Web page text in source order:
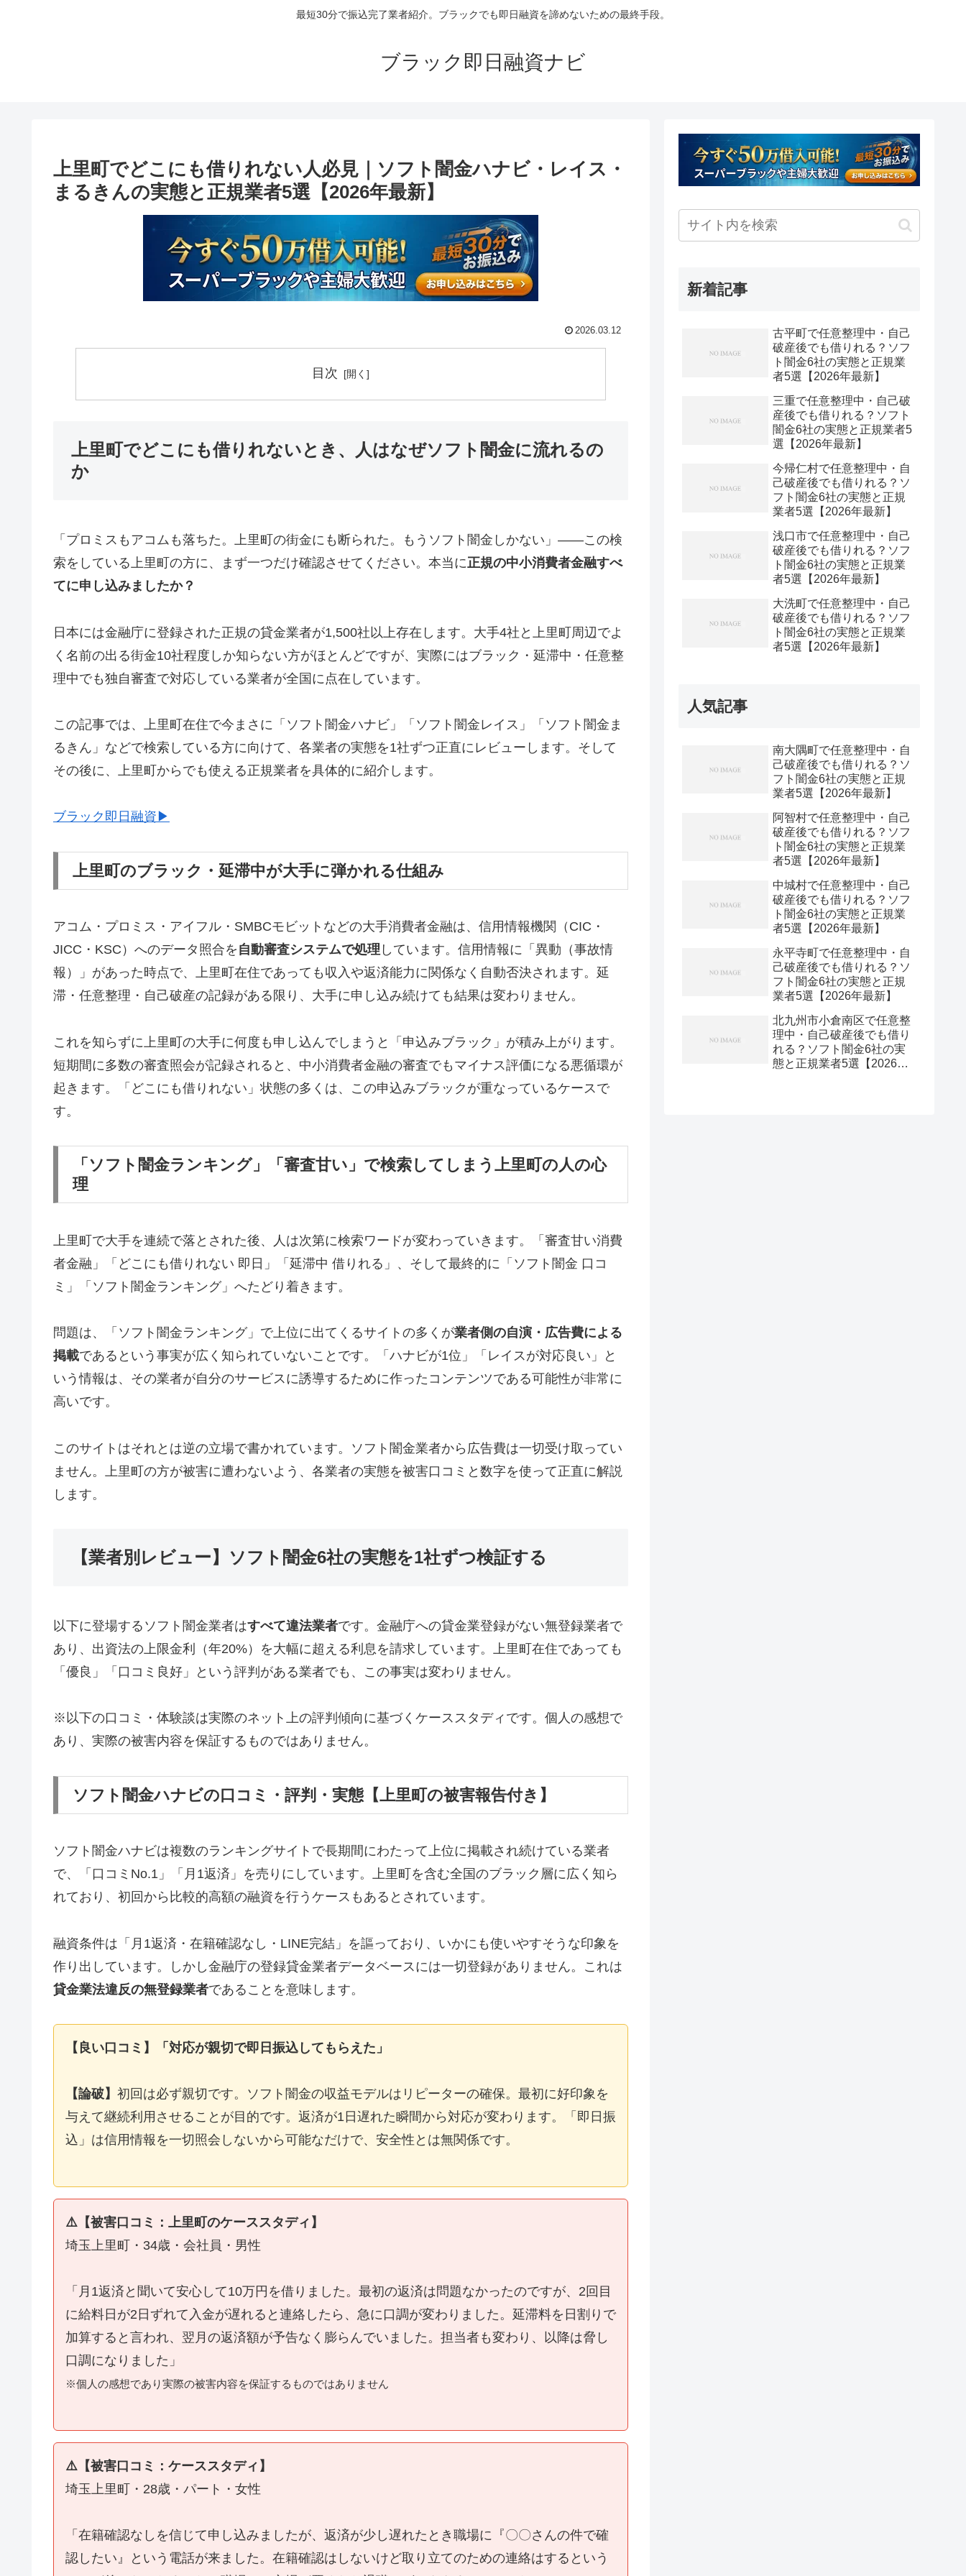
最短30分で振込完了業者紹介。ブラックでも即日融資を諦めないための最終手段。
ブラック即日融資ナビ
上里町でどこにも借りれない人必見｜ソフト闇金ハナビ・レイス・
まるきんの実態と正規業者5選【2026年最新】
2026.03.12
目次
上里町でどこにも借りれないとき、人はなぜソフト闇金に流れるの
か
「プロミスもアコムも落ちた。上里町の街金にも断られた。もうソフト闇金しかない」——この検
索をしている上里町の方に、まず一つだけ確認させてください。本当に正規の中小消費者金融すべ
てに申し込みましたか？
日本には金融庁に登録された正規の貸金業者が1,500社以上存在します。大手4社と上里町周辺でよ
く名前の出る街金10社程度しか知らない方がほとんどですが、実際にはブラック・延滞中・任意整
理中でも独自審査で対応している業者が全国に点在しています。
この記事では、上里町在住で今まさに「ソフト闇金ハナビ」「ソフト闇金レイス」「ソフト闇金ま
るきん」などで検索している方に向けて、各業者の実態を1社ずつ正直にレビューします。そして
その後に、上里町からでも使える正規業者を具体的に紹介します。
ブラック即日融資▶
上里町のブラック・延滞中が大手に弾かれる仕組み
アコム・プロミス・アイフル・SMBCモビットなどの大手消費者金融は、信用情報機関（CIC・
JICC・KSC）へのデータ照合を 自動審査システムで処理 しています。信用情報に「異動（事故情
報）」があった時点で、上里町在住であっても収入や返済能力に関係なく自動否決されます。延
滞・任意整理・自己破産の記録がある限り、大手に申し込み続けても結果は変わりません。
これを知らずに上里町の大手に何度も申し込んでしまうと「申込みブラック」が積み上がります。
短期間に多数の審査照会が記録されると、中小消費者金融の審査でもマイナス評価になる悪循環が
起きます。「どこにも借りれない」状態の多くは、この申込みブラックが重なっているケースで
す。
「ソフト闇金ランキング」「審査甘い」で検索してしまう上里町の人の心
理
上里町で大手を連続で落とされた後、人は次第に検索ワードが変わっていきます。「審査甘い消費
者金融」「どこにも借りれない 即日」「延滞中 借りれる」、そして最終的に「ソフト闇金 口コ
ミ」「ソフト闇金ランキング」へたどり着きます。
問題は、「ソフト闇金ランキング」で上位に出てくるサイトの多くが業者側の自演・広告費による
掲載であるという事実が広く知られていないことです。「ハナビが1位」「レイスが対応良い」と
いう情報は、その業者が自分のサービスに誘導するために作ったコンテンツである可能性が非常に
高いです。
このサイトはそれとは逆の立場で書かれています。ソフト闇金業者から広告費は一切受け取ってい
ません。上里町の方が被害に遭わないよう、各業者の実態を被害口コミと数字を使って正直に解説
します。
【業者別レビュー】ソフト闇金6社の実態を1社ずつ検証する
以下に登場するソフト闇金業者はすべて違法業者です。金融庁への貸金業登録がない無登録業者で
あり、出資法の上限金利（年20%）を大幅に超える利息を請求しています。上里町在住であっても
「優良」「口コミ良好」という評判がある業者でも、この事実は変わりません。
※以下の口コミ・体験談は実際のネット上の評判傾向に基づくケーススタディです。個人の感想で
あり、実際の被害内容を保証するものではありません。
ソフト闇金ハナビの口コミ・評判・実態【上里町の被害報告付き】
ソフト闇金ハナビは複数のランキングサイトで長期間にわたって上位に掲載され続けている業者
で、「口コミNo.1」「月1返済」を売りにしています。上里町を含む全国のブラック層に広く知ら
れており、初回から比較的高額の融資を行うケースもあるとされています。
融資条件は「月1返済・在籍確認なし・LINE完結」を謳っており、いかにも使いやすそうな印象を
作り出しています。しかし金融庁の登録貸金業者データベースには一切登録がありません。これは
貸金業法違反の無登録業者であることを意味します。
【良い口コミ】「対応が親切で即日振込してもらえた」
【論破】 初回は必ず親切です。ソフト闇金の収益モデルはリピーターの確保。最初に好印象を
与えて継続利用させることが目的です。返済が1日遅れた瞬間から対応が変わります。「即日振
込」は信用情報を一切照会しないから可能なだけで、安全性とは無関係です。
⚠️【被害口コミ：上里町のケーススタディ】
埼玉上里町・34歳・会社員・男性
「月1返済と聞いて安心して10万円を借りました。最初の返済は問題なかったのですが、2回目
に給料日が2日ずれて入金が遅れると連絡したら、急に口調が変わりました。延滞料を日割りで
加算すると言われ、翌月の返済額が予告なく膨らんでいました。担当者も変わり、以降は脅し
口調になりました」
※個人の感想であり実際の被害内容を保証するものではありません
⚠️【被害口コミ：ケーススタディ】
埼玉上里町・28歳・パート・女性
「在籍確認なしを信じて申し込みましたが、返済が少し遅れたとき職場に『〇〇さんの件で確
認したい』という電話が来ました。在籍確認はしないけど取り立てのための連絡はするという
新着記事
古平町で任意整理中・自己
破産後でも借りれる？ソフ
ト闇金6社の実態と正規業
者5選【2026年最新】
三重で任意整理中・自己破
産後でも借りれる？ソフト
闇金6社の実態と正規業者5
選【2026年最新】
今帰仁村で任意整理中・自
己破産後でも借りれる？ソ
フト闇金6社の実態と正規
業者5選【2026年最新】
浅口市で任意整理中・自己
破産後でも借りれる？ソフ
ト闇金6社の実態と正規業
者5選【2026年最新】
大洗町で任意整理中・自己
破産後でも借りれる？ソフ
ト闇金6社の実態と正規業
者5選【2026年最新】
人気記事
南大隅町で任意整理中・自
己破産後でも借りれる？ソ
フト闇金6社の実態と正規
業者5選【2026年最新】
阿智村で任意整理中・自己
破産後でも借りれる？ソフ
ト闇金6社の実態と正規業
者5選【2026年最新】
中城村で任意整理中・自己
破産後でも借りれる？ソフ
ト闇金6社の実態と正規業
者5選【2026年最新】
永平寺町で任意整理中・自
己破産後でも借りれる？ソ
フト闇金6社の実態と正規
業者5選【2026年最新】
北九州市小倉南区で任意整
理中・自己破産後でも借り
れる？ソフト闇金6社の実
態と正規業者5選【2026年